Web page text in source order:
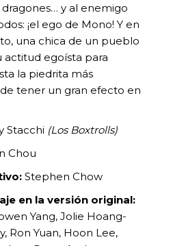
dragones… y al enemigo
¡el ego de Mono! Y en
una chica de un pueblo
actitud egoísta para
la piedrita más
tener un gran efecto en
Stacchi (Los Boxtrolls)
Chou
Stephen Chow
en la versión original:
Yang, Jolie Hoang-
Ron Yuan, Hoon Lee,